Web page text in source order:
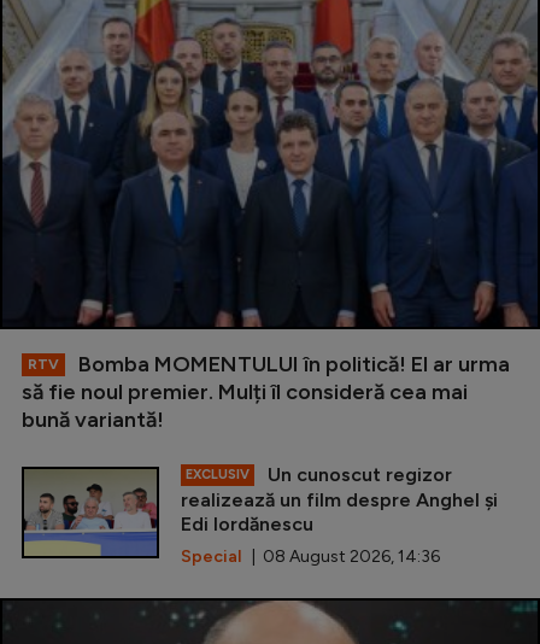
RTV
Bomba MOMENTULUI în politică! El ar urma
să fie noul premier. Mulți îl consideră cea mai
bună variantă!
EXCLUSIV
Un cunoscut regizor
realizează un film despre Anghel și
Edi Iordănescu
Special | 08 August 2026, 14:36